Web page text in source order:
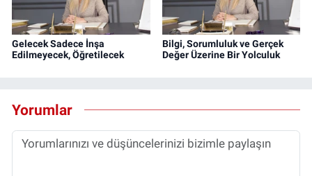
Gelecek Sadece İnşa
Edilmeyecek, Öğretilecek
Bilgi, Sorumluluk ve Gerçek
Değer Üzerine Bir Yolculuk
Yorumlar